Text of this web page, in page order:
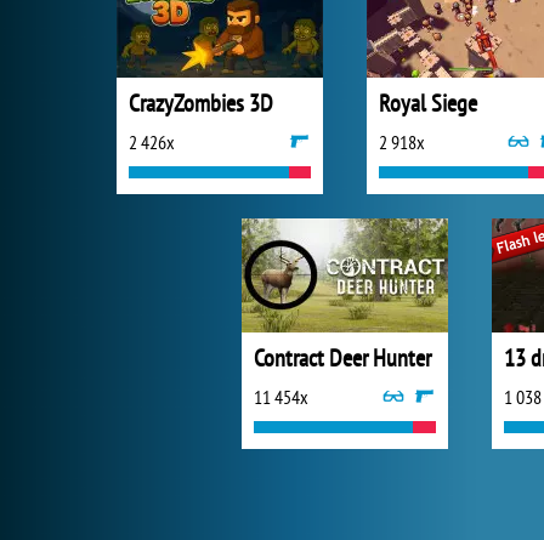
CrazyZombies 3D
2 426x
Royal Siege
2 918x
Contract Deer Hunter
11 454x
13
1